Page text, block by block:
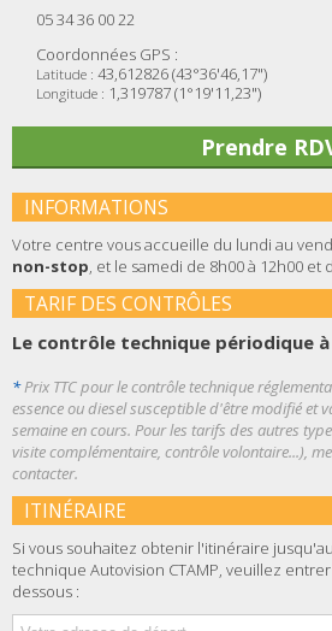
05 34 36 00 22
Coordonnées GPS :
Latitude : 43,612826 (43°36'46,17")
Longitude : 1,319787 (1°19'11,23")
Prendre
INFORMATIONS
Votre centre vous accueille du lundi au
non-stop, et le samedi de 8h00 à 12h00 et
TARIF DES CONTRÔLES
Le contrôle technique périodique
*Prix TTC pour le contrôle technique
essence ou diesel susceptible d'être modifié et
semaine en cours. Pour les tarifs des autres
visite complémentaire, contrôle volontaire...),
contacter.
ITINÉRAIRE
Si vous souhaitez obtenir l'itinéraire
technique Autovision CTAMP, veuillez
dessous :